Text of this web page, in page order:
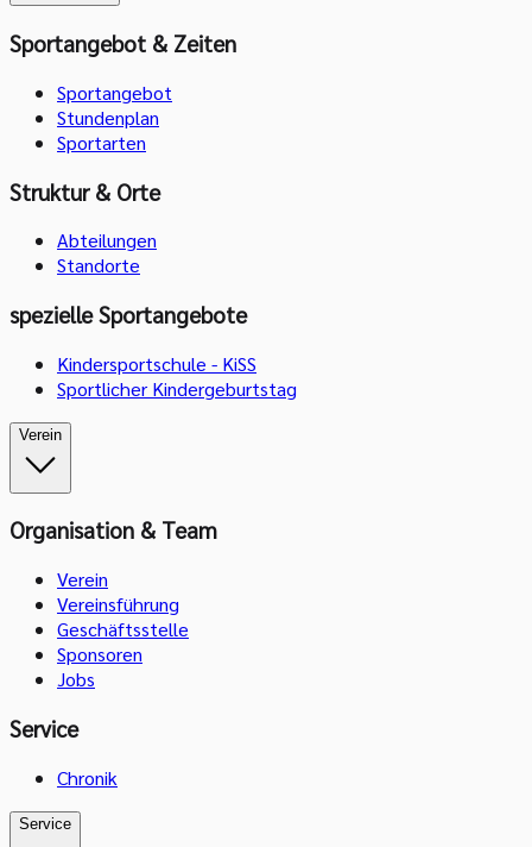
Sportangebot & Zeiten
Sportangebot
Stundenplan
Sportarten
Struktur & Orte
Abteilungen
Standorte
spezielle Sportangebote
Kindersportschule - KiSS
Sportlicher Kindergeburtstag
Verein
Organisation & Team
Verein
Vereinsführung
Geschäftsstelle
Sponsoren
Jobs
Service
Chronik
Service